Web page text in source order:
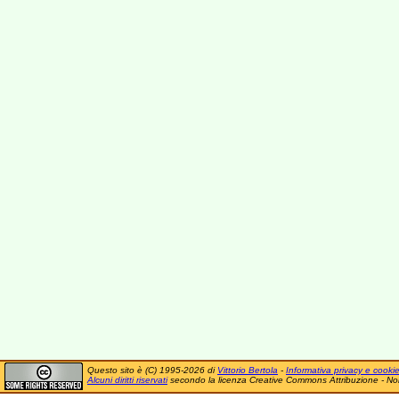
Questo sito è (C) 1995-2026 di Vittorio Bertola - Informativa privacy e cookie
Alcuni diritti riservatisecondo la licenza Creative Commons Attribuzione -